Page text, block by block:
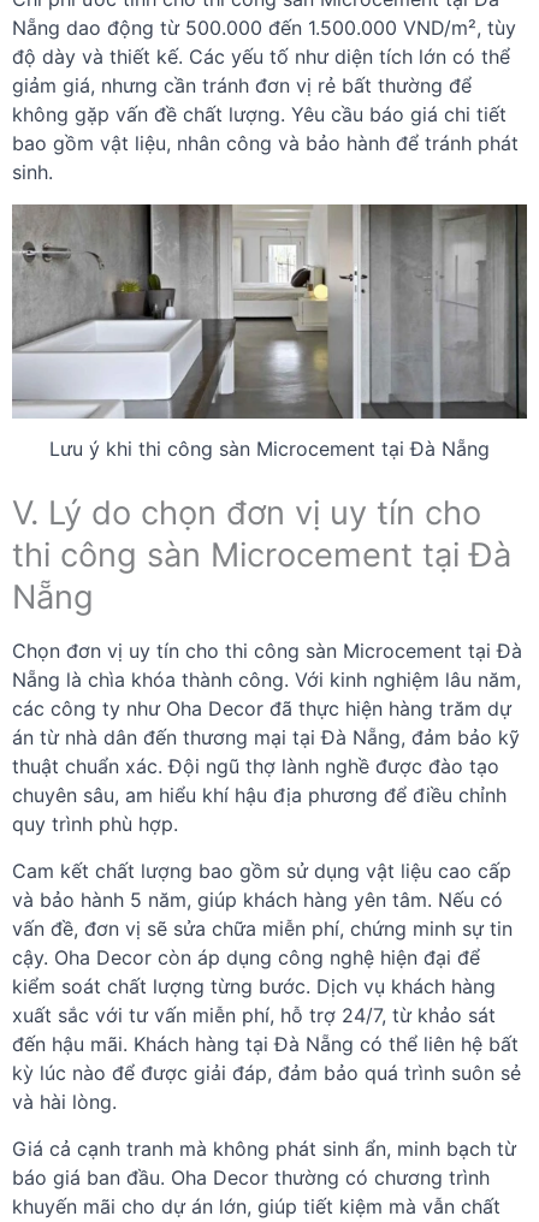
Nẵng dao động từ 500.000 đến 1.500.000 VND/m², tùy
độ dày và thiết kế. Các yếu tố như diện tích lớn có thể
giảm giá, nhưng cần tránh đơn vị rẻ bất thường để
không gặp vấn đề chất lượng. Yêu cầu báo giá chi tiết
bao gồm vật liệu, nhân công và bảo hành để tránh phát
sinh.
Lưu ý khi thi công sàn Microcement tại Đà Nẵng
V. Lý do chọn đơn vị uy tín cho
thi công sàn Microcement tại Đà
Nẵng
Chọn đơn vị uy tín cho thi công sàn Microcement tại Đà
Nẵng là chìa khóa thành công. Với kinh nghiệm lâu năm,
các công ty như Oha Decor đã thực hiện hàng trăm dự
án từ nhà dân đến thương mại tại Đà Nẵng, đảm bảo kỹ
thuật chuẩn xác. Đội ngũ thợ lành nghề được đào tạo
chuyên sâu, am hiểu khí hậu địa phương để điều chỉnh
quy trình phù hợp.
Cam kết chất lượng bao gồm sử dụng vật liệu cao cấp
và bảo hành 5 năm, giúp khách hàng yên tâm. Nếu có
vấn đề, đơn vị sẽ sửa chữa miễn phí, chứng minh sự tin
cậy. Oha Decor còn áp dụng công nghệ hiện đại để
kiểm soát chất lượng từng bước. Dịch vụ khách hàng
xuất sắc với tư vấn miễn phí, hỗ trợ 24/7, từ khảo sát
đến hậu mãi. Khách hàng tại Đà Nẵng có thể liên hệ bất
kỳ lúc nào để được giải đáp, đảm bảo quá trình suôn sẻ
và hài lòng.
Giá cả cạnh tranh mà không phát sinh ẩn, minh bạch từ
báo giá ban đầu. Oha Decor thường có chương trình
khuyến mãi cho dự án lớn, giúp tiết kiệm mà vẫn chất